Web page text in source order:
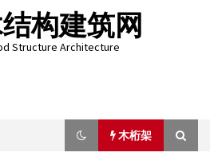
构建筑网
Structure Architecture
木桁架